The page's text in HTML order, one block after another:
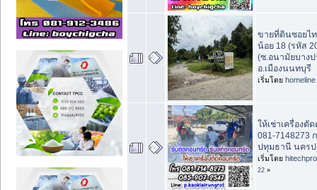
ขายที่ดินซอยไ
น้อย 18 (รหัส
(ซ.อนามัยบาง
อ.เมืองนนทบุรี
เริ่มโดย homeline
ให้เช่าเครื่องตั
081-7148273
ปทุมธานี นคร
เริ่มโดย
22 »